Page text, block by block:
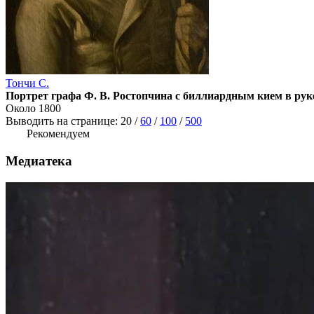
Тончи С.
Портрет графа Ф. В. Ростопчина с биллиардным кием в
Около 1800
Выводить на странице: 20 /60 / 100 / 500
Рекомендуем
Медиатека